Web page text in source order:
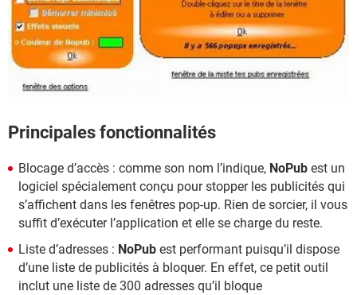
Principales fonctionnalités
Blocage d’accès : comme son nom l’indique, NoPub est un
logiciel spécialement conçu pour stopper les publicités qui
s’affichent dans les fenêtres pop-up. Rien de sorcier, il vous
suffit d’exécuter l’application et elle se charge du reste.
Liste d’adresses : NoPub est performant puisqu’il dispose
d’une liste de publicités à bloquer. En effet, ce petit outil
inclut une liste de 300 adresses qu’il bloque